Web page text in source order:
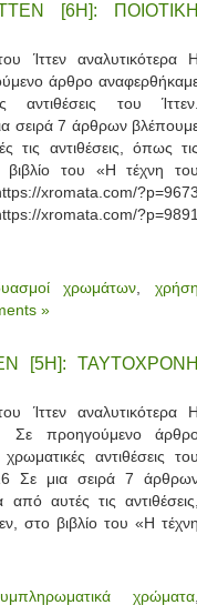
[6Η]:
Ίττεν αναλυτικότερα
άρθρο
αντιθέσεις του
σειρά 7 άρθρων
τις αντιθέσεις, όπως
βιβλίο του «Η τέχνη
xromata.com/
χρωμάτων ,
»
[5Η]:
Ίττεν αναλυτικότερα
προηγούμενο
αντιθέσεις
Σε μια σειρά 7
από αυτές τις
στο βιβλίο του «Η
χρώματα